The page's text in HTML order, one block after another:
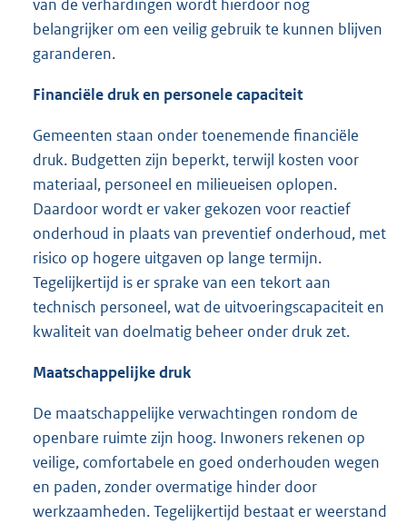
van de verhardingen wordt hierdoor nog
belangrijker om een veilig gebruik te kunnen blijven
garanderen.
Financiële druk en personele capaciteit
Gemeenten staan onder toenemende financiële
druk. Budgetten zijn beperkt, terwijl kosten voor
materiaal, personeel en milieueisen oplopen.
Daardoor wordt er vaker gekozen voor reactief
onderhoud in plaats van preventief onderhoud, met
risico op hogere uitgaven op lange termijn.
Tegelijkertijd is er sprake van een tekort aan
technisch personeel, wat de uitvoeringscapaciteit en
kwaliteit van doelmatig beheer onder druk zet.
Maatschappelijke druk
De maatschappelijke verwachtingen rondom de
openbare ruimte zijn hoog. Inwoners rekenen op
veilige, comfortabele en goed onderhouden wegen
en paden, zonder overmatige hinder door
werkzaamheden. Tegelijkertijd bestaat er weerstand